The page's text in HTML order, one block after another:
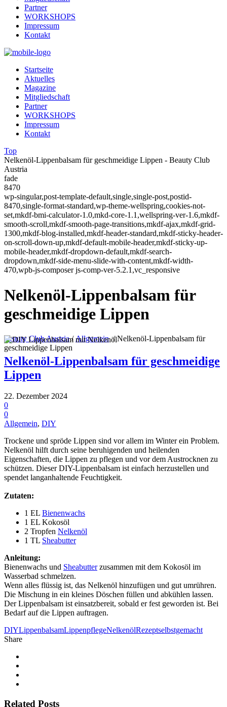
Partner
WORKSHOPS
Impressum
Kontakt
Startseite
Aktuelles
Magazine
Mitgliedschaft
Partner
WORKSHOPS
Impressum
Kontakt
Top
Nelkenöl-Lippenbalsam für geschmeidige Lippen - Beauty Club
Austria
fade
8470
wp-singular,post-template-default,single,single-post,postid-
8470,single-format-standard,wp-theme-wellspring,cookies-not-
set,mkdf-bmi-calculator-1.0,mkd-core-1.1,wellspring-ver-1.6,mkdf-
smooth-scroll,mkdf-smooth-page-transitions,mkdf-ajax,mkdf-grid-
1300,mkdf-blog-installed,mkdf-header-standard,mkdf-sticky-header-
on-scroll-down-up,mkdf-default-mobile-header,mkdf-sticky-up-
mobile-header,mkdf-dropdown-default,mkdf-search-
dropdown,mkdf-side-menu-slide-with-content,mkdf-width-
470,wpb-js-composer js-comp-ver-5.2.1,vc_responsive
Nelkenöl-Lippenbalsam für
geschmeidige Lippen
Beauty Club Austria/Allgemein /Nelkenöl-Lippenbalsam für
geschmeidige Lippen
Nelkenöl-Lippenbalsam für geschmeidige
Lippen
22. Dezember 2024
0
0
Allgemein, DIY
Trockene und spröde Lippen sind vor allem im Winter ein Problem.
Nelkenöl hilft durch seine beruhigenden und heilenden
Eigenschaften, die Lippen zu pflegen und vor dem Austrocknen zu
schützen. Dieser DIY-Lippenbalsam ist einfach herzustellen und
spendet langanhaltende Feuchtigkeit.
Zutaten:
1 EL Bienenwachs
1 EL Kokosöl
2 Tropfen Nelkenöl
1 TL Sheabutter
Anleitung:
Bienenwachs und Sheabutterzusammen mit dem Kokosöl im
Wasserbad schmelzen.
Wenn alles flüssig ist, das Nelkenöl hinzufügen und gut umrühren.
Die Mischung in ein kleines Döschen füllen und abkühlen lassen.
Der Lippenbalsam ist einsatzbereit, sobald er fest geworden ist. Bei
Bedarf auf die Lippen auftragen.
DIYLippenbalsamLippenpflegeNelkenölRezeptselbstgemacht
Share
Related Posts